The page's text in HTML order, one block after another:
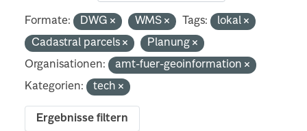
Formate: DWG WMS Tags:
lokal
Cadastral parcels
Planung
Organisationen:
amt-fuer-geoinformation
Kategorien:
tech
Ergebnisse filtern